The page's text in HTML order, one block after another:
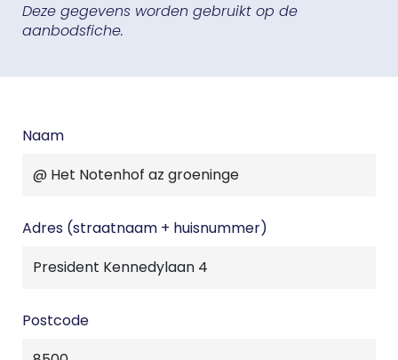
Deze gegevens worden gebruikt op de
aanbodsfiche.
Naam
Adres (straatnaam + huisnummer)
Postcode